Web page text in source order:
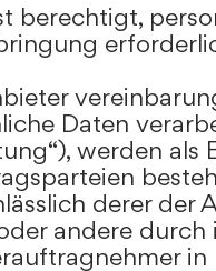
berechtigt,
Daten
werden als
derer der
andere